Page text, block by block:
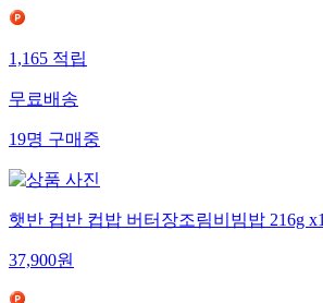
1,165적립
무료배송
19명구매중
햇반 컵반 컵밥 버터장조림비빔밥 216g
37,900원